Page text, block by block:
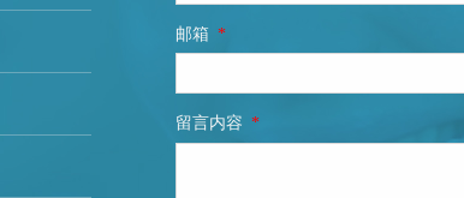
邮箱 *
留言内容 *